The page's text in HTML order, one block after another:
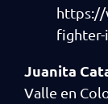
https://
Juanita
Valle en